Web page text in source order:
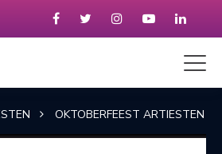
OKTOBERFEEST ARTIESTEN